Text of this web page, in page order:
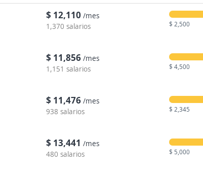
$ 12,110 /mes
1,370 salarios
$ 2,500
$ 11,856 /mes
1,151 salarios
$ 4,500
$ 11,476 /mes
938 salarios
$ 2,345
$ 13,441 /mes
480 salarios
$ 5,000